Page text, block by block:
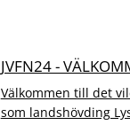
JVFN24 -
Välkommen till det
som landshövding